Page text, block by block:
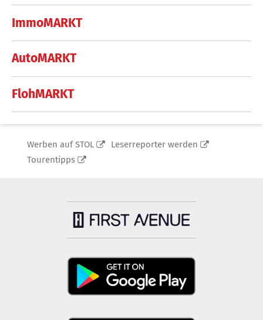
ImmoMARKT
AutoMARKT
FlohMARKT
Werben auf STOL
Leserreporter werden
Tourentipps